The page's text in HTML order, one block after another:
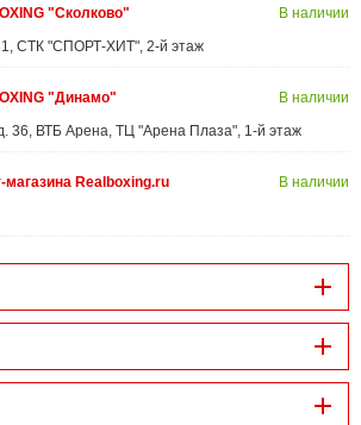
"Сколково"
СТК "СПОРТ-ХИТ", 2-й этаж
В наличии
"Динамо"
36, ВТБ Арена, ТЦ "Арена Плаза", 1-й этаж
В наличии
Realboxing.ru В наличии